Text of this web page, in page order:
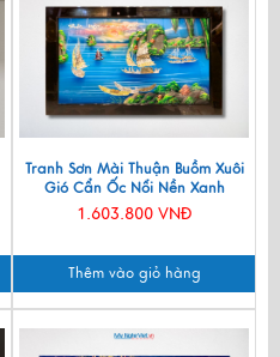
Tranh Sơn Mài Thuận Buồm Xuôi
Gió Cẩn Ốc Nổi Nền Xanh
60x90cm TSM699
1.603.800 VNĐ
Thêm vào giỏ hàng